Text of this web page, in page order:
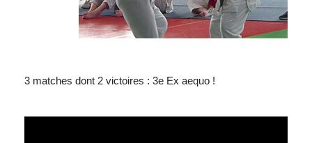
3 matches dont 2 victoires : 3e Ex aequo !